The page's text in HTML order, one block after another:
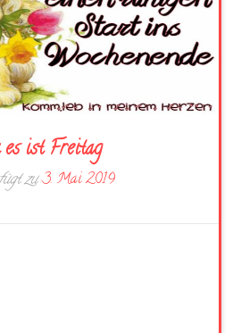
ist Freitag
zu3. Mai 2019